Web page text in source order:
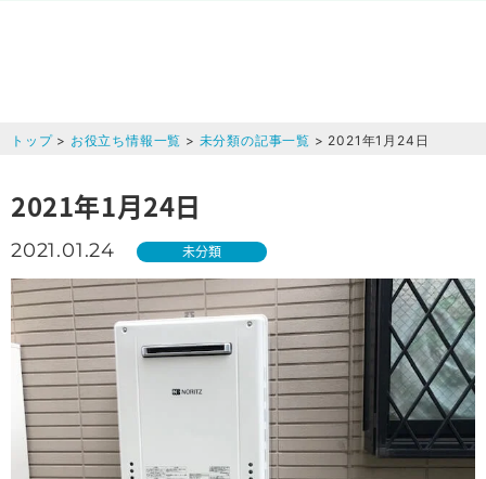
トップ> お役立ち情報一覧 > 未分類の記事一覧 > 2021年1月24日
2021年1月24日
2021.01.24 未分類